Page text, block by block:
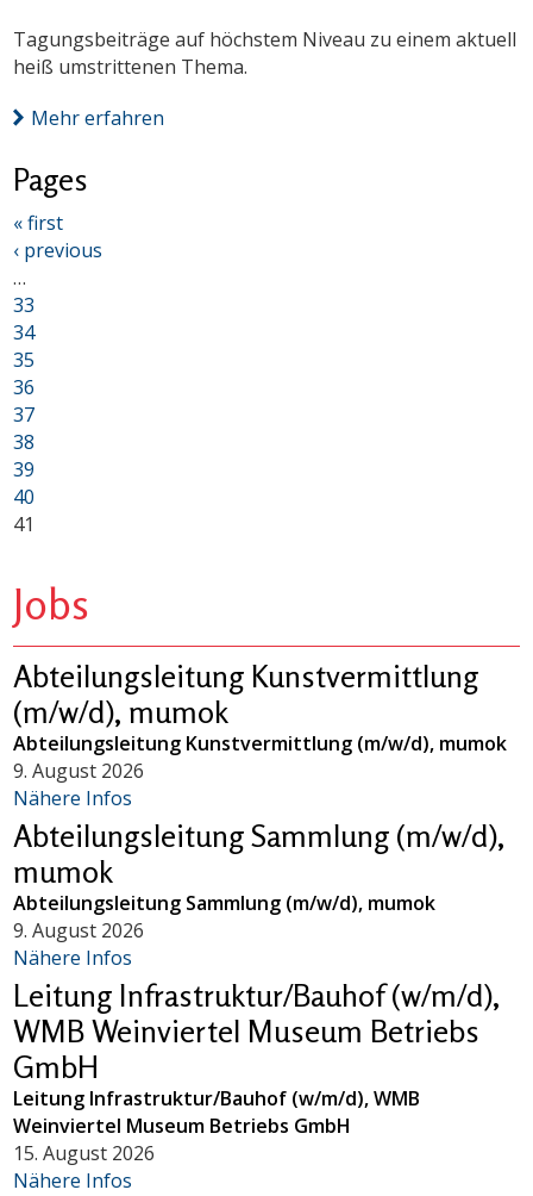
Tagungsbeiträge auf höchstem Niveau zu einem aktuell
heiß umstrittenen Thema.
Mehr erfahren
Pages
« first
‹ previous
…
33
34
35
36
37
38
39
40
41
Jobs
Abteilungsleitung Kunstvermittlung
(m/w/d), mumok
Abteilungsleitung Kunstvermittlung (m/w/d), mumok
9. August 2026
Nähere Infos
Abteilungsleitung Sammlung (m/w/d),
mumok
Abteilungsleitung Sammlung (m/w/d), mumok
9. August 2026
Nähere Infos
Leitung Infrastruktur/Bauhof (w/m/d),
WMB Weinviertel Museum Betriebs
GmbH
Leitung Infrastruktur/Bauhof (w/m/d), WMB
Weinviertel Museum Betriebs GmbH
15. August 2026
Nähere Infos